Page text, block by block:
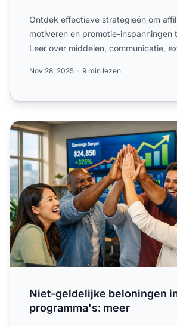
Ontdek effectieve strategieën om
motiveren en promotie-inspanningen
Leer over middelen, communicatie,
Nov 28, 2025 9 min lezen
Niet-geldelijke beloningen in affiliate
Niet-geldelijke beloningen
programma's: meer